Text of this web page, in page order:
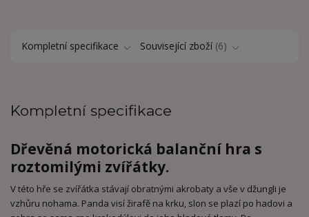
Kompletní specifikace Související zboží 6
Kompletní specifikace
Dřevěná motorická balanční hra s
roztomilými zvířátky.
V této hře se zvířátka stávají obratnými akrobaty a vše v džungli je
vzhůru nohama. Panda visí žirafě na krku, slon se plazí po hadovi a